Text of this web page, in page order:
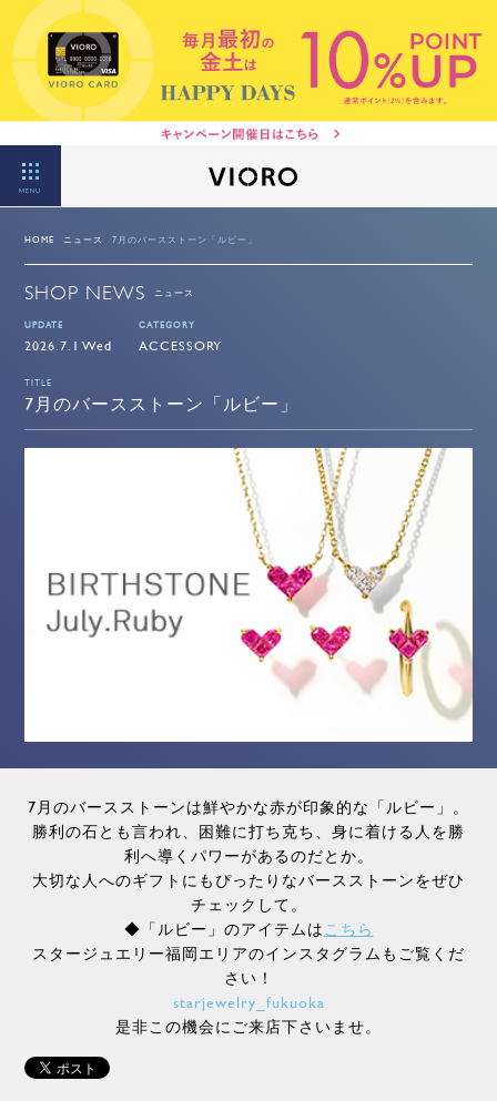
MENU
HOME ニュース 7月のバースストーン「ルビー」
SHOP NEWS ニュース
UPDATE
2026.7.1 Wed
CATEGORY
ACCESSORY
TITLE
7月のバースストーン「ルビー」
7月のバースストーンは鮮やかな赤が印象的な「ルビー」。
勝利の石とも言われ、困難に打ち克ち、身に着ける人を勝
利へ導くパワーがあるのだとか。
大切な人へのギフトにもぴったりなバースストーンをぜひ
チェックして。
◆「ルビー」のアイテムはこちら
スタージュエリー福岡エリアのインスタグラムもご覧くだ
さい！
starjewelry_fukuoka
是非この機会にご来店下さいませ。